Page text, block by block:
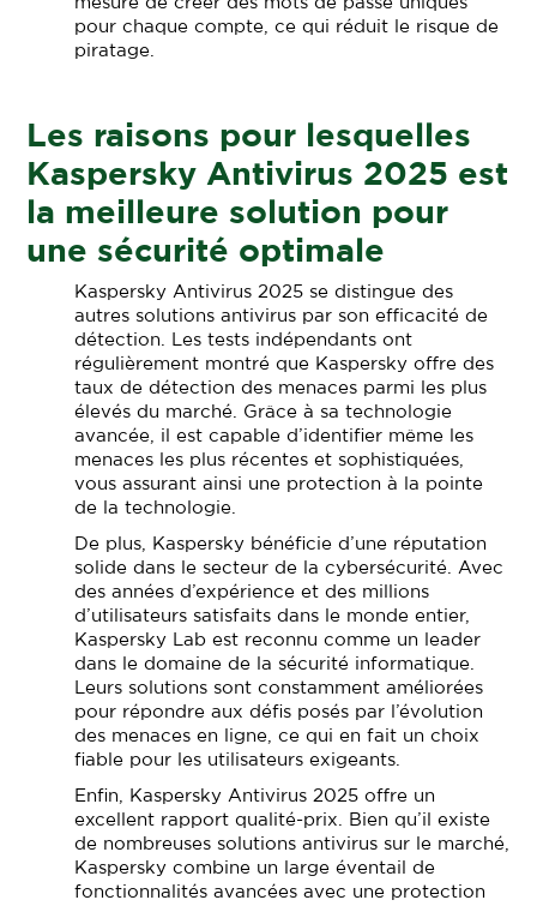
pour chaque compte, ce qui réduit le risque de
piratage.
Les raisons pour lesquelles
Kaspersky Antivirus 2025 est
la meilleure solution pour
une sécurité optimale
Kaspersky Antivirus 2025 se distingue des
autres solutions antivirus par son efficacité de
détection. Les tests indépendants ont
régulièrement montré que Kaspersky offre des
taux de détection des menaces parmi les plus
élevés du marché. Grâce à sa technologie
avancée, il est capable d’identifier même les
menaces les plus récentes et sophistiquées,
vous assurant ainsi une protection à la pointe
de la technologie.
De plus, Kaspersky bénéficie d’une réputation
solide dans le secteur de la cybersécurité. Avec
des années d’expérience et des millions
d’utilisateurs satisfaits dans le monde entier,
Kaspersky Lab est reconnu comme un leader
dans le domaine de la sécurité informatique.
Leurs solutions sont constamment améliorées
pour répondre aux défis posés par l’évolution
des menaces en ligne, ce qui en fait un choix
fiable pour les utilisateurs exigeants.
Enfin, Kaspersky Antivirus 2025 offre un
excellent rapport qualité-prix. Bien qu’il existe
de nombreuses solutions antivirus sur le marché,
Kaspersky combine un large éventail de
fonctionnalités avancées avec une protection